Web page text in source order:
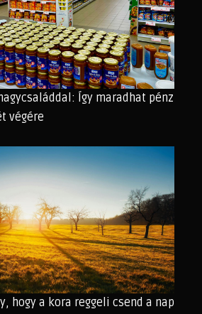
Így maradhat pénz
végére
hogy a kora reggeli csend a nap